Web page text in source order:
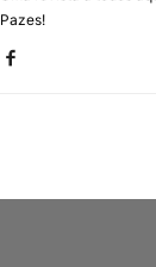
Pazes!